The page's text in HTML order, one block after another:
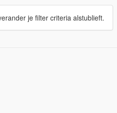
je filter criteria alstublieft.